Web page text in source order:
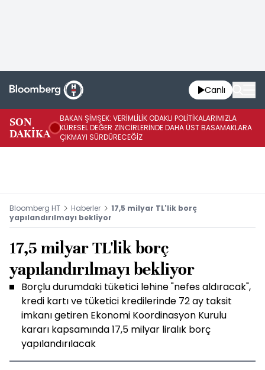
Canlı
SON
DAKİKA
BAKAN ŞİMŞEK: VERİMLİLİK ODAKLI POLİTİKALARIMIZLA
KÜRESEL DEĞER ZİNCİRLERİNDE DAHA ÜST BASAMAKLARA
ÇIKMAYI SÜRDÜRECEĞİZ
Bloomberg HT Haberler
17,5 milyar TL'lik borç
yapılandırılmayı bekliyor
17,5 milyar TL'lik borç
yapılandırılmayı bekliyor
Borçlu durumdaki tüketici lehine "nefes aldıracak",
kredi kartı ve tüketici kredilerinde 72 ay taksit
imkanı getiren Ekonomi Koordinasyon Kurulu
kararı kapsamında 17,5 milyar liralık borç
yapılandırılacak